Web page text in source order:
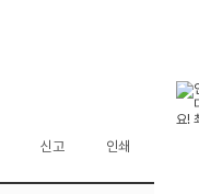
신고 인쇄